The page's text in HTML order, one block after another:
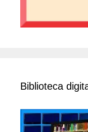
Biblioteca